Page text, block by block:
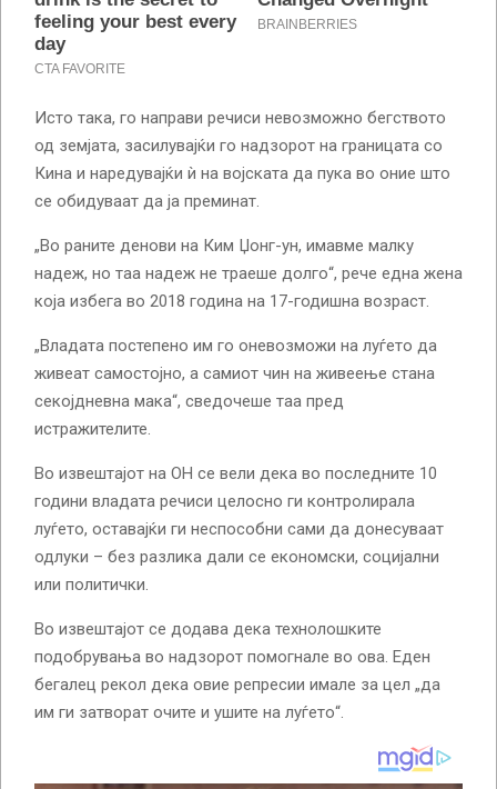
Исто така, го направи речиси невозможно бегството
од земјата, засилувајќи го надзорот на границата со
Кина и наредувајќи ѝ на војската да пука во оние што
се обидуваат да ја преминат.
„Во раните денови на Ким Џонг-ун, имавме малку
надеж, но таа надеж не траеше долго“, рече една жена
која избега во 2018 година на 17-годишна возраст.
„Владата постепено им го оневозможи на луѓето да
живеат самостојно, а самиот чин на живеење стана
секојдневна мака“, сведочеше таа пред
истражителите.
Во извештајот на ОН се вели дека во последните 10
години владата речиси целосно ги контролирала
луѓето, оставајќи ги неспособни сами да донесуваат
одлуки – без разлика дали се економски, социјални
или политички.
Во извештајот се додава дека технолошките
подобрувања во надзорот помогнале во ова. Еден
бегалец рекол дека овие репресии имале за цел „да
им ги затворат очите и ушите на луѓето“.